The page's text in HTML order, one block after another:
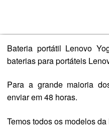
Bateria portátil Lenovo
baterias para portáteis
Para a grande maioria
enviar em 48 horas.
Temos todos os modelos